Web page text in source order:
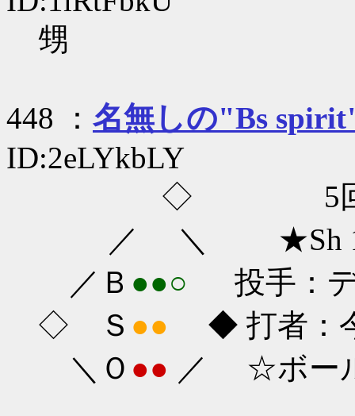
甥
448 ： 名無しの"Bs
ID:2eLYkbLY
◇ 5回
／ ＼ ★Sh
／Ｂ ●●○ 投手：デ
◇ Ｓ ●● ◆ 打者：今
＼Ｏ ●● ／ ☆ボー